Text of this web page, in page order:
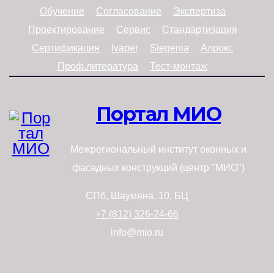
Обучение Согласование
Экспертиза
Проектирование
Сервис
Стандартизация
Сертификация
Ivaper Siegenia
Алрокс
Проф.литература
Тест-монтаж
Портал МИО
Межрегиональный институт оконных и
фасадных конструкций (центр "МИО")
СПб, Шаумяна, 10, БЦ
+7 (812) 326-24-66
info@mio.ru